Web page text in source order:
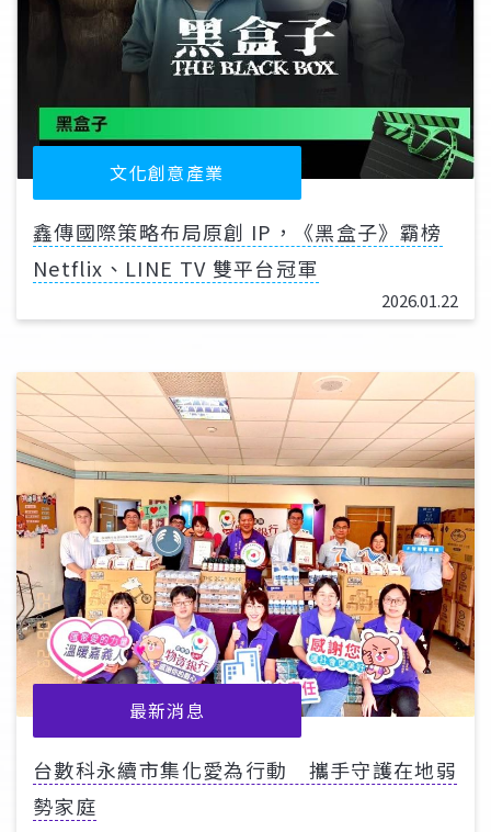
文化創意產業
鑫傳國際策略布局原創 IP，《黑盒子》霸榜
Netflix、LINE TV 雙平台冠軍
2026.01.22
最新消息
台數科永續市集化愛為行動 攜手守護在地弱
勢家庭